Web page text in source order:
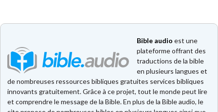
Bible audio est une
plateforme offrant des
traductions de la bible
en plusieurs langues et
de nombreuses ressources bibliques gratuites services bibliques
innovants gratuitement. Grâce à ce projet, tout le monde peut lire
et comprendre le message de la Bible. En plus de la Bible audio, le